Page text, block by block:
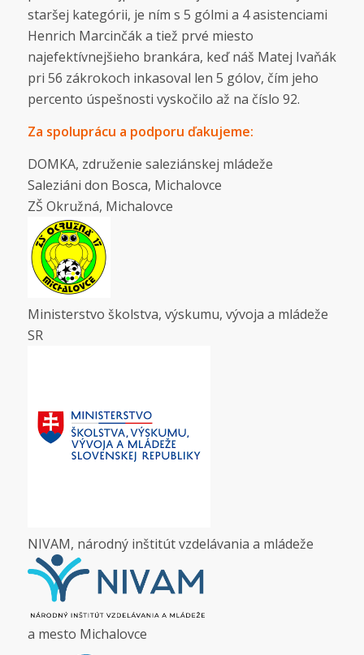
staršej kategórii, je ním s 5 gólmi a 4 asistenciami
Henrich Marcinčák a tiež prvé miesto
najefektívnejšieho brankára, keď náš Matej Ivaňák
pri 56 zákrokoch inkasoval len 5 gólov, čím jeho
percento úspešnosti vyskočilo až na číslo 92.
Za spoluprácu a podporu ďakujeme:
DOMKA, združenie saleziánskej mládeže
Saleziáni don Bosca, Michalovce
ZŠ Okružná, Michalovce
Ministerstvo školstva, výskumu, vývoja a mládeže
SR
NIVAM, národný inštitút vzdelávania a mládeže
a mesto Michalovce